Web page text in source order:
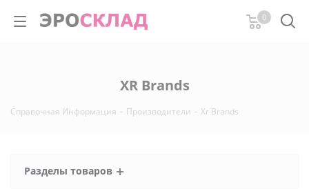
0
XR Brands
Справочная Информация - Производители - Xr Brands
Разделы товаров